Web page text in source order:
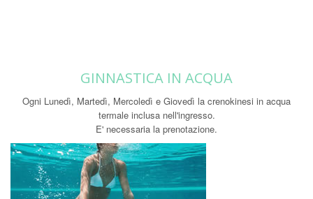
GINNASTICA IN ACQUA
Ogni Lunedì, Martedì, Mercoledì e Giovedì la crenokinesi in acqua
termale inclusa nell'ingresso.
E' necessaria la prenotazione.